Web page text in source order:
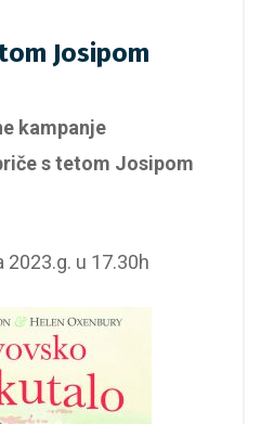
Josipom
kampanje
s tetom Josipom
2023.g. u 17.30h